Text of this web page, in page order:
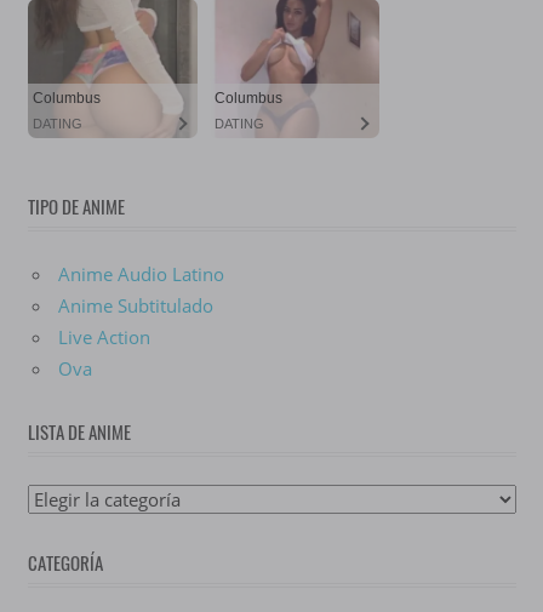
TIPO DE ANIME
Anime Audio Latino
Anime Subtitulado
Live Action
Ova
LISTA DE ANIME
Lista
Anime
CATEGORÍA